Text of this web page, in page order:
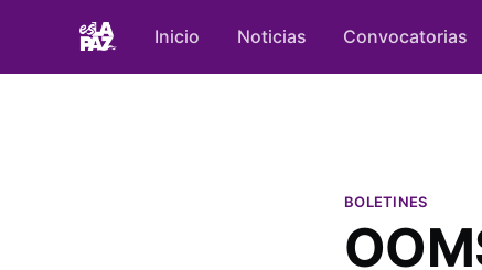
Inicio Noticias Convocatorias
BOLETINES